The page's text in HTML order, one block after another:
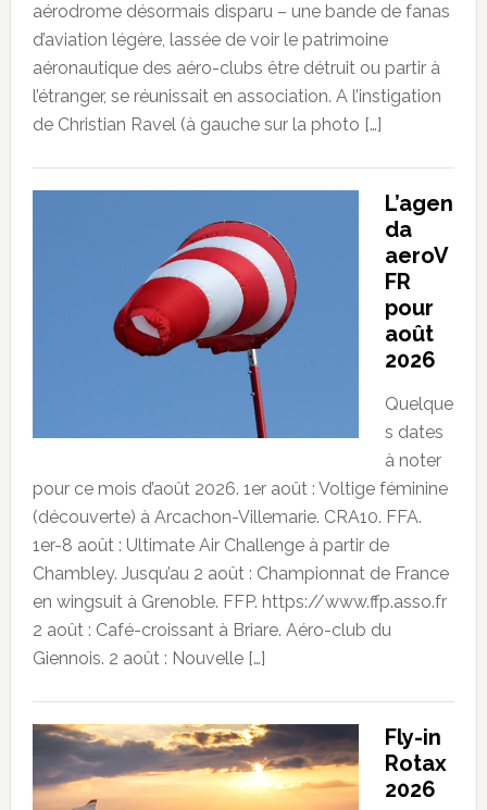
aérodrome désormais disparu – une bande de fanas
d’aviation légère, lassée de voir le patrimoine
aéronautique des aéro-clubs être détruit ou partir à
l’étranger, se réunissait en association. A l’instigation
de Christian Ravel (à gauche sur la photo […]
L’agen
da
aeroV
FR
pour
août
2026
Quelque
s dates
à noter
pour ce mois d’août 2026. 1er août : Voltige féminine
(découverte) à Arcachon-Villemarie. CRA10. FFA.
1er-8 août : Ultimate Air Challenge à partir de
Chambley. Jusqu’au 2 août : Championnat de France
en wingsuit à Grenoble. FFP. https://www.ffp.asso.fr
2 août : Café-croissant à Briare. Aéro-club du
Giennois. 2 août : Nouvelle […]
Fly-in
Rotax
2026